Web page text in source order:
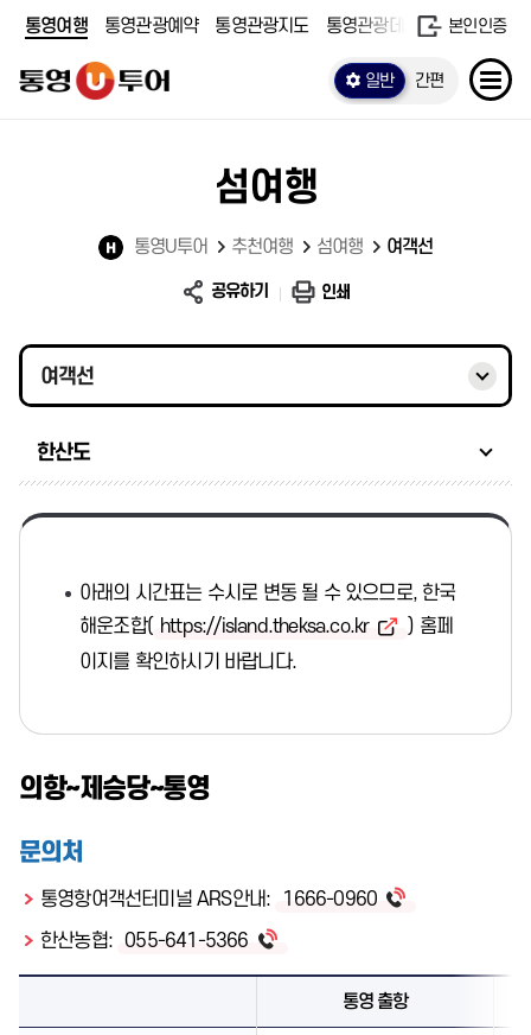
통영여행 통영관광예약 통영관광지도 통영관광데이터 본인인증
일반 간편
섬여행
통영U투어 추천여행 섬여행 여객선
공유하기 인쇄
여객선
한산도
아래의 시간표는 수시로 변동 될 수 있으므로, 한국
해운조합( https://island.theksa.co.kr
) 홈페
이지를 확인하시기 바랍니다.
의항~제승당~통영
문의처
통영항여객선터미널 ARS안내:
1666-0960
한산농협: 055-641-5366
통영 출항